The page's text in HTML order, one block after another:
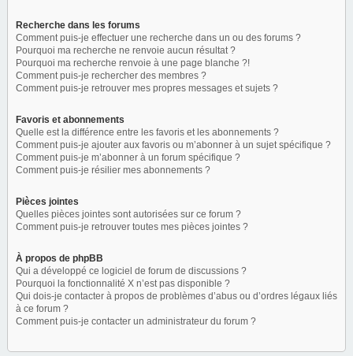
Recherche dans les forums
Comment puis-je effectuer une recherche dans un ou des forums ?
Pourquoi ma recherche ne renvoie aucun résultat ?
Pourquoi ma recherche renvoie à une page blanche ?!
Comment puis-je rechercher des membres ?
Comment puis-je retrouver mes propres messages et sujets ?
Favoris et abonnements
Quelle est la différence entre les favoris et les abonnements ?
Comment puis-je ajouter aux favoris ou m’abonner à un sujet spécifique ?
Comment puis-je m’abonner à un forum spécifique ?
Comment puis-je résilier mes abonnements ?
Pièces jointes
Quelles pièces jointes sont autorisées sur ce forum ?
Comment puis-je retrouver toutes mes pièces jointes ?
À propos de phpBB
Qui a développé ce logiciel de forum de discussions ?
Pourquoi la fonctionnalité X n’est pas disponible ?
Qui dois-je contacter à propos de problèmes d’abus ou d’ordres légaux liés
à ce forum ?
Comment puis-je contacter un administrateur du forum ?